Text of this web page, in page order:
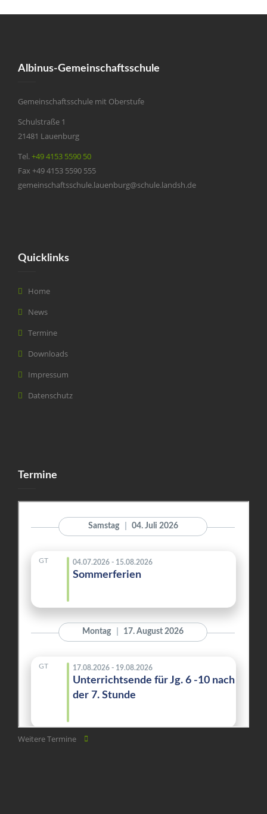
Albinus-Gemeinschaftsschule
Gemeinschaftsschule mit Oberstufe
Schulstraße 1
21481 Lauenburg
Tel.+49 4153 5590 50
Fax +49 4153 5590 555
gemeinschaftsschule.lauenburg@schule.landsh.de
Quicklinks
Home
News
Termine
Downloads
Impressum
Datenschutz
Termine
Weitere Termine